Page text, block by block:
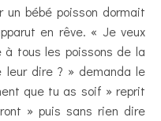
en rêve. « Je veux
tous les poissons de la
dire ? » demanda le
que tu as soif » reprit
» puis sans rien dire